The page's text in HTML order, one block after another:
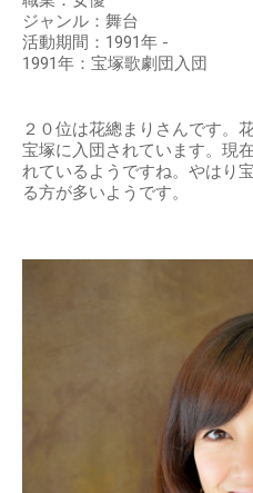
ジャンル：舞台
活動期間：1991年 -
1991年：宝塚歌劇団入団
２０位は花總まりさんです。
宝塚に入団されています。現
れているようですね。やはり
る方が多いようです。